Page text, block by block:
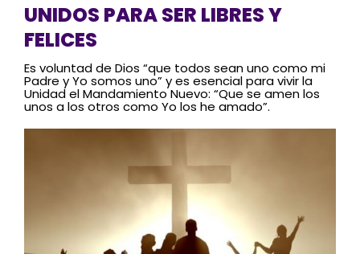
UNIDOS PARA SER LIBRES Y
FELICES
Es voluntad de Dios “que todos sean uno como mi
Padre y Yo somos uno” y es esencial para vivir la
Unidad el Mandamiento Nuevo: “Que se amen los
unos a los otros como Yo los he amado”.